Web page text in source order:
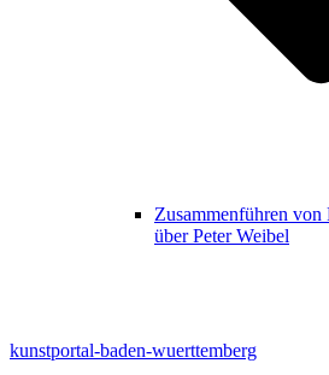
Zusammenführen von
über Peter Weibel
kunstportal-baden-wuerttemberg